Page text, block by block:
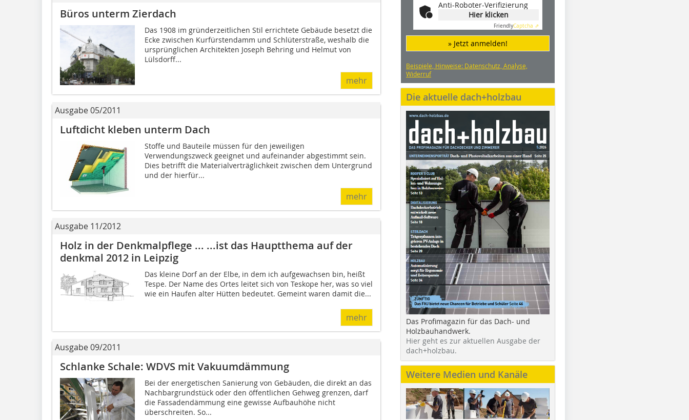
Büros unterm Zierdach
Das 1908 im gründerzeitlichen Stil errichtete Gebäude besetzt die
Ecke zwischen Kurfürstendamm und Schlüterstraße, weshalb die
ursprünglichen Architekten Joseph Behring und Helmut von
Lülsdorff...
mehr
Ausgabe 05/2011
Luftdicht kleben unterm Dach
Stoffe und Bauteile müssen für den jeweiligen
Verwendungszweck geeignet und aufeinander abgestimmt sein.
Dies betrifft die Materialverträglichkeit zwischen dem Untergrund
und der hierfür...
mehr
Ausgabe 11/2012
Holz in der Denkmalpflege ... ...ist das Hauptthema auf der
denkmal 2012 in Leipzig
Das kleine Dorf an der Elbe, in dem ich aufgewachsen bin, heißt
Tespe. Der Name des Ortes leitet sich von Teskope her, was so viel
wie ein Haufen alter Hütten bedeutet. Gemeint waren damit die...
mehr
Ausgabe 09/2011
Schlanke Schale: WDVS mit Vakuumdämmung
Bei der energetischen Sanierung von Gebäuden, die direkt an das
Nachbargrundstück oder den öffentlichen Gehweg grenzen, darf
die Fassadendämmung eine gewisse Aufbauhöhe nicht
überschreiten. So...
Anti-Roboter-Verifizierung
Hier klicken
FriendlyCaptcha ⇗
» Jetzt anmelden!
Beispiele, Hinweise: Datenschutz, Analyse,
Widerruf
Die aktuelle dach+holzbau
Das Profimagazin für das Dach- und
Holzbauhandwerk.
Hier geht es zur aktuellen Ausgabe der
dach+holzbau.
Weitere Medien und Kanäle